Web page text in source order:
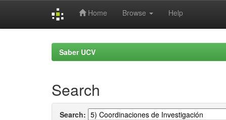
Home Browse Help
Saber UCV
Search
Search: